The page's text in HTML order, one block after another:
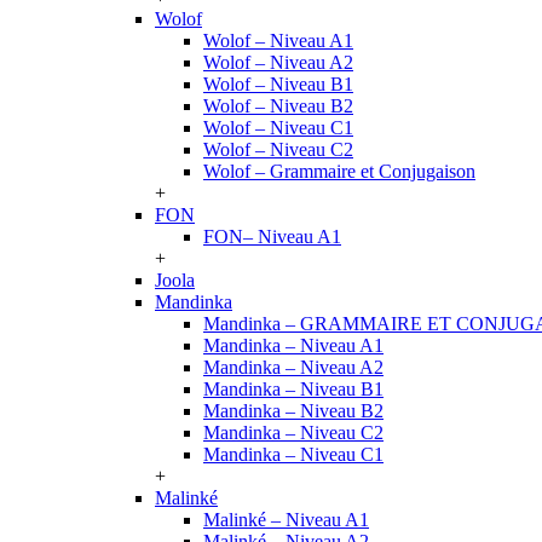
Wolof
Wolof – Niveau A1
Wolof – Niveau A2
Wolof – Niveau B1
Wolof – Niveau B2
Wolof – Niveau C1
Wolof – Niveau C2
Wolof – Grammaire et Conjugaison
+
FON
FON– Niveau A1
+
Joola
Mandinka
Mandinka – GRAMMAIRE ET
Mandinka – Niveau A1
Mandinka – Niveau A2
Mandinka – Niveau B1
Mandinka – Niveau B2
Mandinka – Niveau C2
Mandinka – Niveau C1
+
Malinké
Malinké – Niveau A1